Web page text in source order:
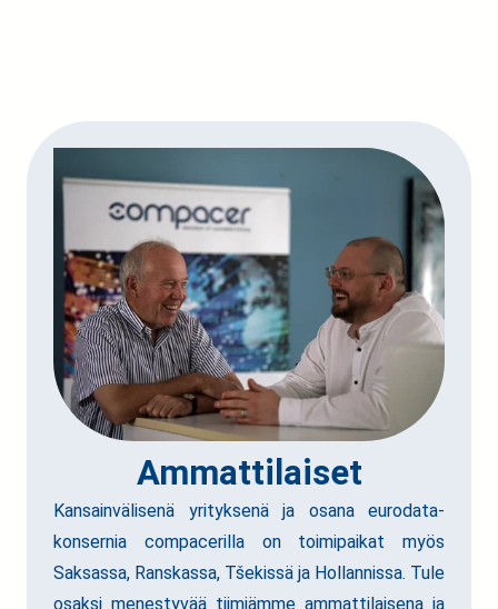
Ammattilaiset
Kansainvälisenä yrityksenä ja osana eurodata-
konsernia compacerilla on toimipaikat myös
Saksassa, Ranskassa, Tšekissä ja Hollannissa. Tule
osaksi menestyvää tiimiämme ammattilaisena ja